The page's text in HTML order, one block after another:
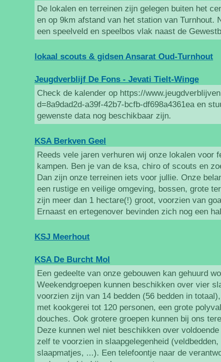
De lokalen en terreinen zijn gelegen buiten het
en op 9km afstand van het station van Turnhout.
een speelveld en speelbos vlak naast de
lokaal scouts & gidsen Ansarat Oud-Turnhout
Jeugdverblijf De Fons - Jevati Tielt-Winge
Check de kalender op https://
d=8a9dad2d-a39f-42b7-bcfb-df698a4361ea en
gewenste data nog beschikbaar zijn.
KSA Berkven Geel
Reeds vele jaren verhuren wij onze lokalen voor
kampen. Ben je van de ksa, chiro of scouts en
Dan zijn onze terreinen iets voor jullie. Onze
een rustige en veilige omgeving, bossen, grote
zijn meer dan 1 hectare(!) groot, voorzien van
Ernaast en ertegenover bevinden zich nog een
KSJ Meerhout
KSA De Burcht Mol
Een gedeelte van onze gebouwen kan gehuurd
Weekendgroepen kunnen beschikken over vier
voorzien zijn van 14 bedden (56 bedden in
met kookgerei tot 120 personen, een grote
douches. Ook grotere groepen kunnen bij ons
Deze kunnen wel niet beschikken over
zelf te voorzien in slaapgelegenheid
slaapmatjes, ...). Een telefoontje naar de